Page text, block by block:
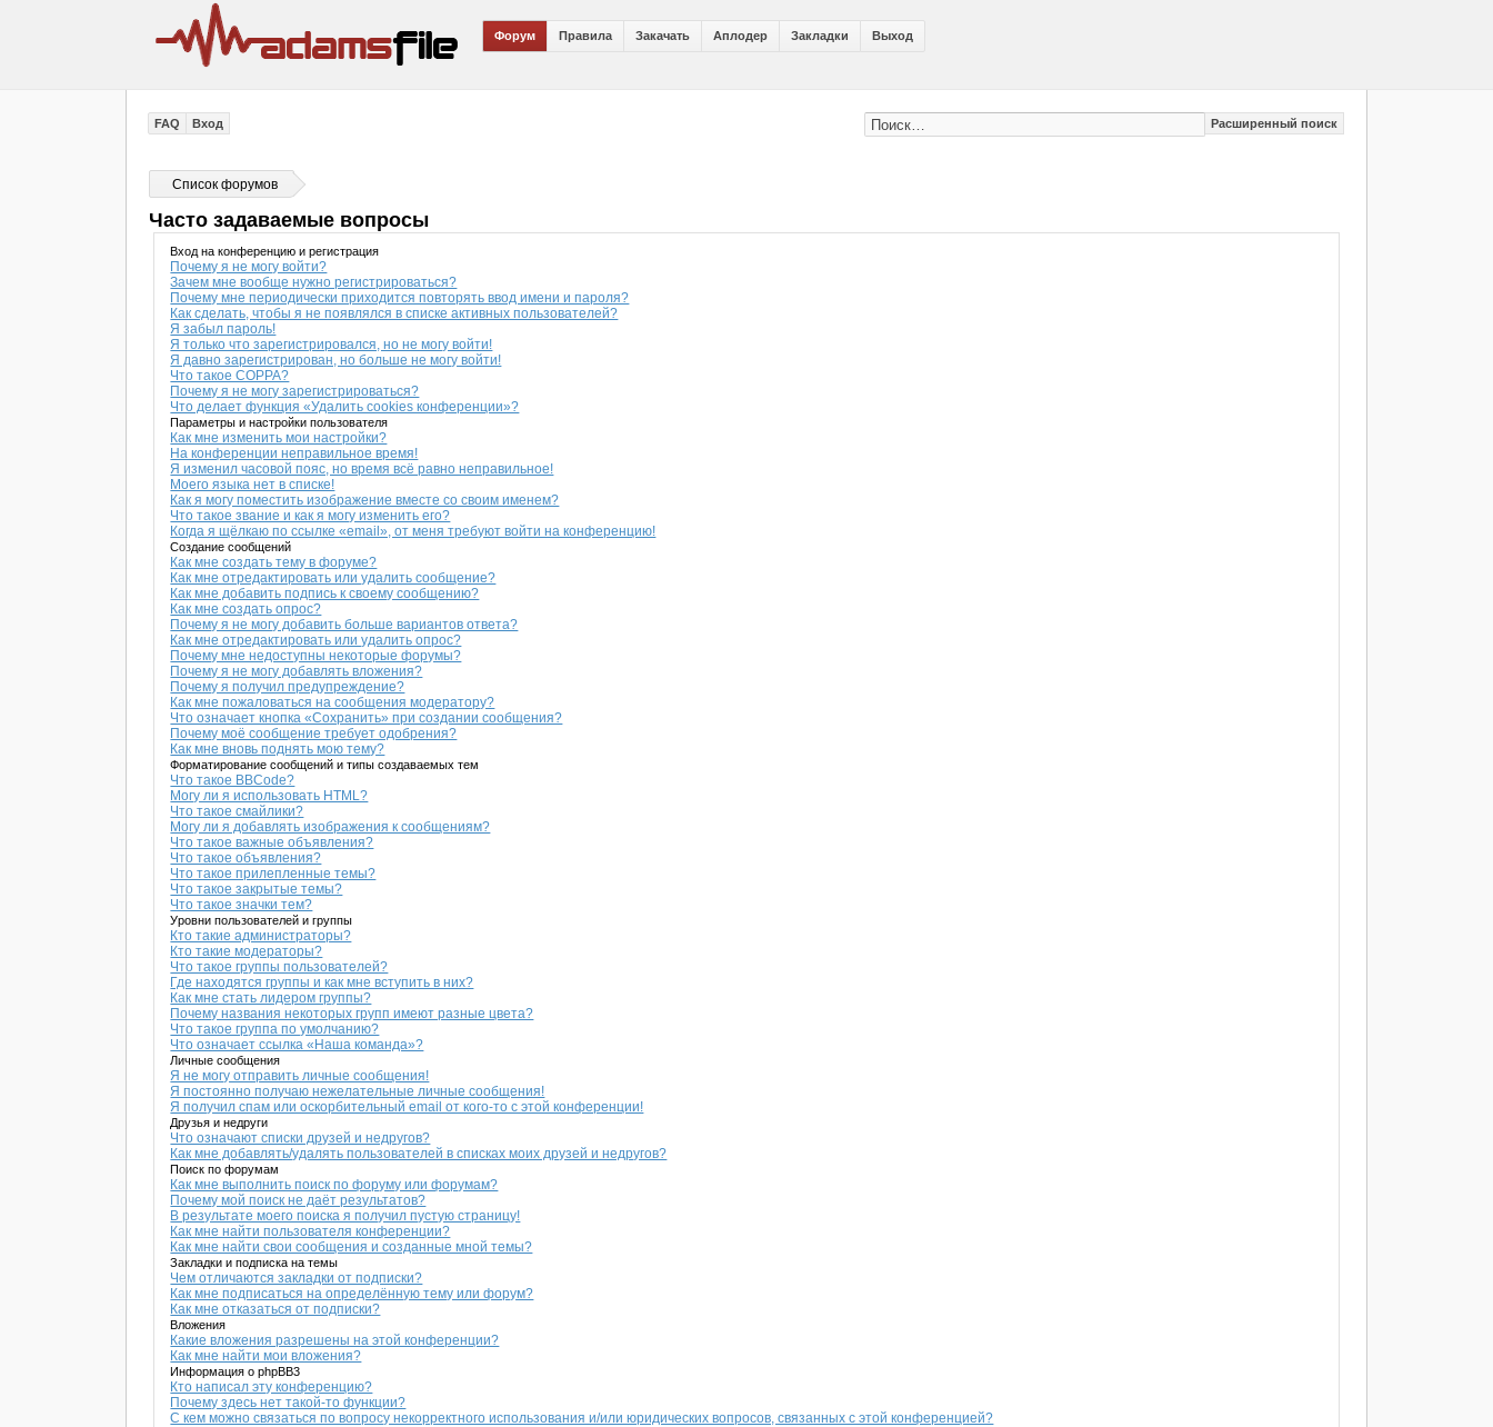
Форум Правила Закачать Аплодер Закладки Выход
FAQ Вход Расширенный поиск
Список форумов
Часто задаваемые вопросы
Вход на конференцию и регистрация
Почему я не могу войти?
Зачем мне вообще нужно регистрироваться?
Почему мне периодически приходится повторять ввод имени и пароля?
Как сделать, чтобы я не появлялся в списке активных пользователей?
Я забыл пароль!
Я только что зарегистрировался, но не могу войти!
Я давно зарегистрирован, но больше не могу войти!
Что такое COPPA?
Почему я не могу зарегистрироваться?
Что делает функция «Удалить cookies конференции»?
Параметры и настройки пользователя
Как мне изменить мои настройки?
На конференции неправильное время!
Я изменил часовой пояс, но время всё равно неправильное!
Моего языка нет в списке!
Как я могу поместить изображение вместе со своим именем?
Что такое звание и как я могу изменить его?
Когда я щёлкаю по ссылке «email», от меня требуют войти на конференцию!
Создание сообщений
Как мне создать тему в форуме?
Как мне отредактировать или удалить сообщение?
Как мне добавить подпись к своему сообщению?
Как мне создать опрос?
Почему я не могу добавить больше вариантов ответа?
Как мне отредактировать или удалить опрос?
Почему мне недоступны некоторые форумы?
Почему я не могу добавлять вложения?
Почему я получил предупреждение?
Как мне пожаловаться на сообщения модератору?
Что означает кнопка «Сохранить» при создании сообщения?
Почему моё сообщение требует одобрения?
Как мне вновь поднять мою тему?
Форматирование сообщений и типы создаваемых тем
Что такое BBCode?
Могу ли я использовать HTML?
Что такое смайлики?
Могу ли я добавлять изображения к сообщениям?
Что такое важные объявления?
Что такое объявления?
Что такое прилепленные темы?
Что такое закрытые темы?
Что такое значки тем?
Уровни пользователей и группы
Кто такие администраторы?
Кто такие модераторы?
Что такое группы пользователей?
Где находятся группы и как мне вступить в них?
Как мне стать лидером группы?
Почему названия некоторых групп имеют разные цвета?
Что такое группа по умолчанию?
Что означает ссылка «Наша команда»?
Личные сообщения
Я не могу отправить личные сообщения!
Я постоянно получаю нежелательные личные сообщения!
Я получил спам или оскорбительный email от кого-то с этой конференции!
Друзья и недруги
Что означают списки друзей и недругов?
Как мне добавлять/удалять пользователей в списках моих друзей и недругов?
Поиск по форумам
Как мне выполнить поиск по форуму или форумам?
Почему мой поиск не даёт результатов?
В результате моего поиска я получил пустую страницу!
Как мне найти пользователя конференции?
Как мне найти свои сообщения и созданные мной темы?
Закладки и подписка на темы
Чем отличаются закладки от подписки?
Как мне подписаться на определённую тему или форум?
Как мне отказаться от подписки?
Вложения
Какие вложения разрешены на этой конференции?
Как мне найти мои вложения?
Информация о phpBB3
Кто написал эту конференцию?
Почему здесь нет такой-то функции?
С кем можно связаться по вопросу некорректного использования и/или юридических вопросов, связанных с этой конференцией?